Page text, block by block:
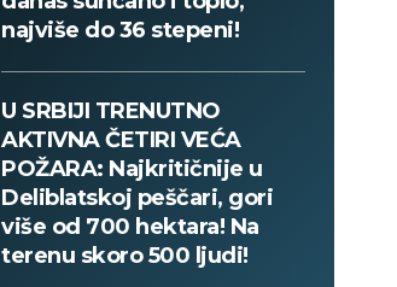
najviše do 36 stepeni!
U SRBIJI TRENUTNO
AKTIVNA ČETIRI VEĆA
POŽARA: Najkritičnije u
Deliblatskoj peščari, gori
više od 700 hektara! Na
terenu skoro 500 ljudi!